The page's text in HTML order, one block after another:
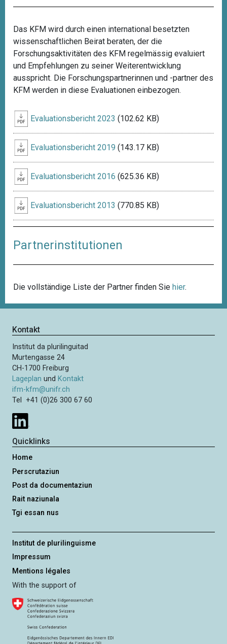
Das KFM wird durch einen international besetzten
wissenschaftlichen Beirat beraten, der die
Forschungsaktivitäten des KFM regelmässig evaluiert
und Empfehlungen zu seiner Weiterentwicklung
ausspricht. Die Forschungspartnerinnen und -partner des
KFM werden in diese Evaluationen einbezogen.
Evaluationsbericht 2023 (102.62 KB)
Evaluationsbericht 2019 (143.17 KB)
Evaluationsbericht 2016 (625.36 KB)
Evaluationsbericht 2013 (770.85 KB)
Partnerinstitutionen
Die vollständige Liste der Partner finden Sie hier.
Kontakt
Institut da plurilinguitad
Murtengasse 24
CH-1700 Freiburg
Lageplan und Kontakt
ifm-kfm@unifr.ch
Tel +41 (0)26 300 67 60
Quicklinks
Home
Perscrutaziun
Post da documentaziun
Rait naziunala
Tgi essan nus
Institut de plurilinguisme
Impressum
Mentions légales
With the support of